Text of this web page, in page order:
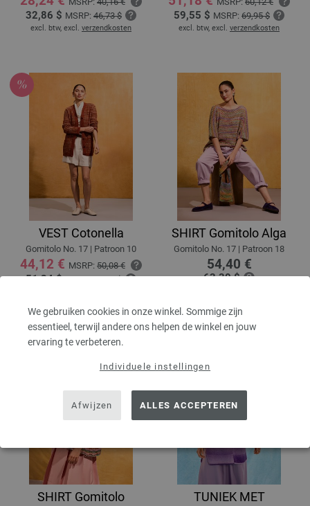
We gebruiken cookies in onze winkel. Sommige zijn
essentieel, terwijl andere ons helpen de winkel en jouw
ervaring te verbeteren.
Individuele instellingen
Afwijzen ALLES ACCEPTEREN
32,86 $ MSRP: 46,73 $
excl. btw, excl. verzendkosten
59,55 $ MSRP: 69,95 $
excl. btw, excl. verzendkosten
VEST Cotonella
Gomitolo No. 17 | Patroon 10
44,12 € MSRP: 50,08 €
51,34 $MSRP:58,27 $
SHIRT Gomitolo Alga
Gomitolo No. 17 | Patroon 18
54,40 €
63,30 $
SHIRT Gomitolo
TUNIEK MET